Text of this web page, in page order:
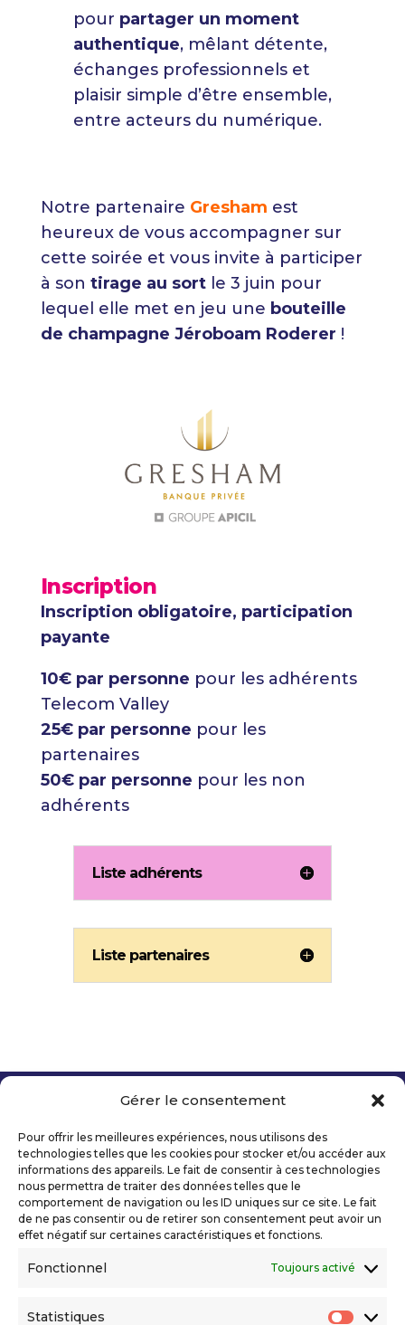
Gérer le consentement
Pour offrir les meilleures expériences, nous utilisons des
technologies telles que les cookies pour stocker et/ou accéder aux
informations des appareils. Le fait de consentir à ces technologies
nous permettra de traiter des données telles que le
comportement de navigation ou les ID uniques sur ce site. Le fait
de ne pas consentir ou de retirer son consentement peut avoir un
effet négatif sur certaines caractéristiques et fonctions.
Fonctionnel Toujours activé
Statistiques
pour partager un moment
authentique, mêlant détente,
échanges professionnels et
plaisir simple d’être ensemble,
entre acteurs du numérique.
Notre partenaire Gresham est
heureux de vous accompagner sur
cette soirée et vous invite à participer
à son tirage au sortle 3 juin pour
lequel elle met en jeu une bouteille
de champagne Jéroboam Roderer !
Inscription
Inscription obligatoire, participation
payante
10€ par personne pour les adhérents
Telecom Valley
25€ par personne pour les
partenaires
50€ par personne pour les non
adhérents
Liste adhérents
Liste partenaires
Mentions légales
Politique de confidentialité
Déclaration d’accessibilité numérique
Ils nous soutiennent